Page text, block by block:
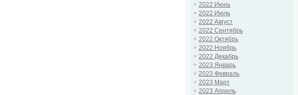
2022 Июнь
2022 Июль
2022 Август
2022 Сентябрь
2022 Октябрь
2022 Ноябрь
2022 Декабрь
2023 Январь
2023 Февраль
2023 Март
2023 Апрель